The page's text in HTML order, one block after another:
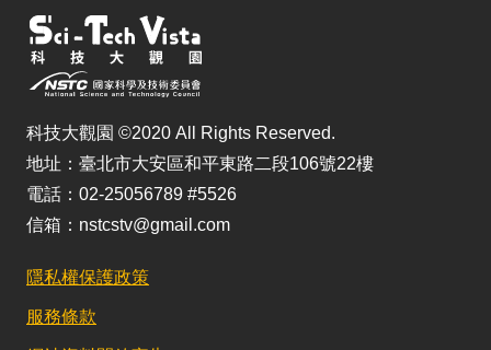
科技大觀園 ©2020 All Rights Reserved.
地址：臺北市大安區和平東路二段106號22樓
電話：02-25056789 #5526
信箱：nstcstv@gmail.com
隱私權保護政策
服務條款